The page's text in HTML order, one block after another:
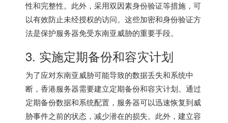
性和完整性。此外，采用双因素身份验证等措施，可
以有效防止未经授权的访问。这些加密和身份验证方
法是保护服务器免受东南亚威胁的重要手段。
3. 实施定期备份和容灾计划
为了应对东南亚威胁可能导致的数据丢失和系统中
断， 香港服务器需要建立定期备份和容灾计划。通过
定期备份数据和系统配置，服务器可以迅速恢复到威
胁事件之前的状态，减少潜在的损失。此外，建立容